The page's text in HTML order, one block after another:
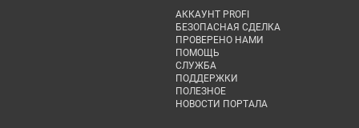
АККАУНТ PROFI
БЕЗОПАСНАЯ СДЕЛКА
ПРОВЕРЕНО НАМИ
ПОМОЩЬ
СЛУЖБА
ПОДДЕРЖКИ
ПОЛЕЗНОЕ
НОВОСТИ ПОРТАЛА